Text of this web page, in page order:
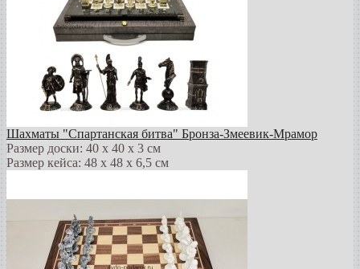
Шахматы "Спартанская битва" Бронза-Змеевик-Мрамор
Размер доски: 40 х 40 х 3 см
Размер кейса: 48 х 48 х 6,5 см